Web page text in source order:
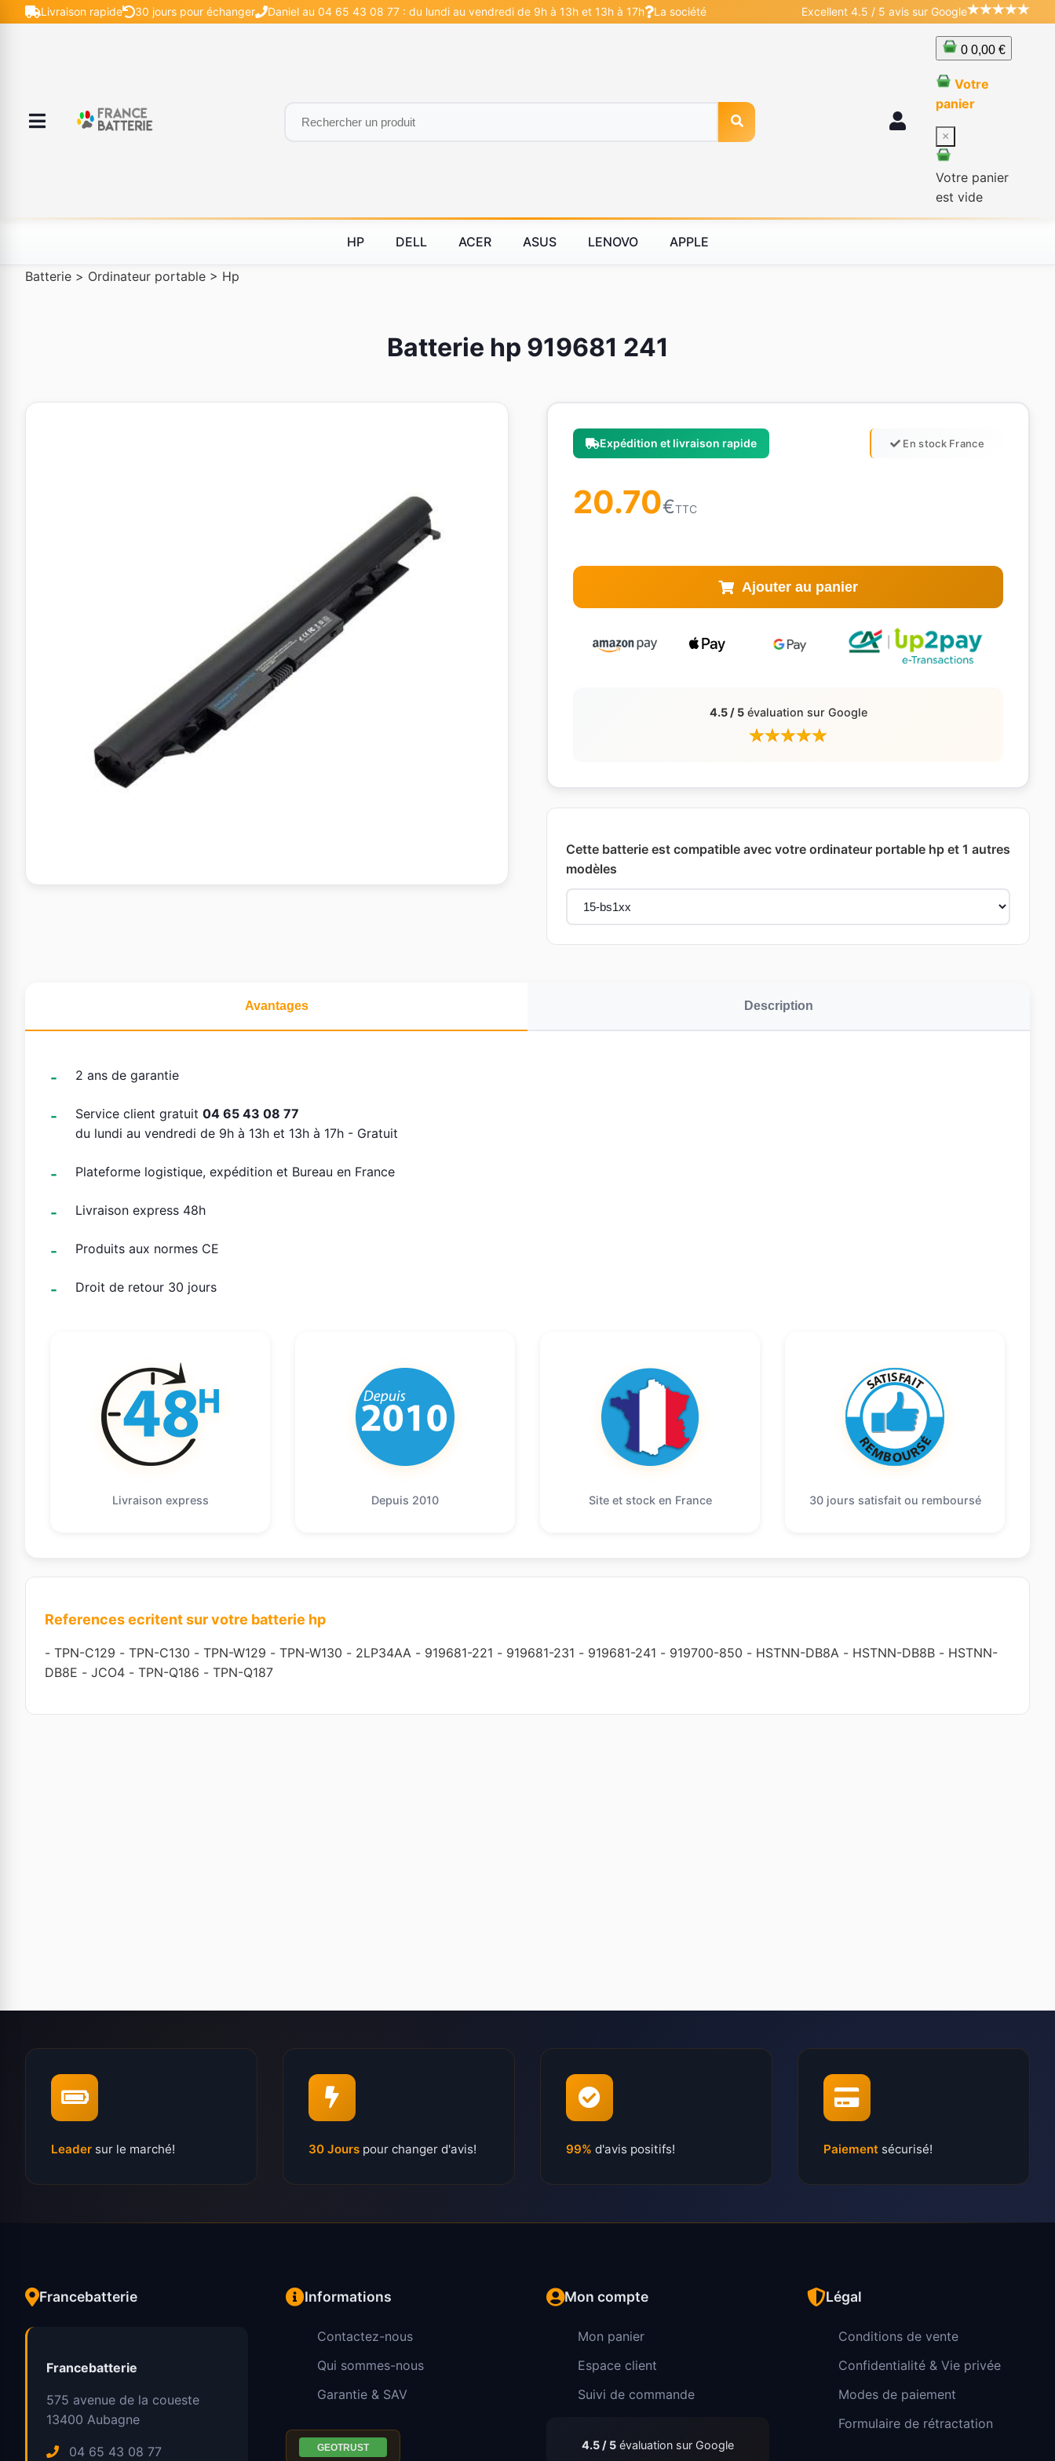
Livraison rapide 30 jours pour échanger Daniel au 04 65 43 08 77 : du lundi au vendredi de 9h à 13h et 13h à 17h La société Excellent 4.5 / 5 avis sur Google
0 0,00 €
Votre
panier
×
Votre panier
est vide
HP DELL ACER ASUS LENOVO APPLE
Batterie > Ordinateur portable > Hp
Batterie hp 919681 241
Expédition et livraison rapide En stock France
20.70€TTC
Ajouter au panier
4.5 / 5évaluation sur Google
Cette batterie est compatible avec votre ordinateur portable hp et 1 autres
modèles
Avantages Description
2 ans de garantie
Service client gratuit 04 65 43 08 77
du lundi au vendredi de 9h à 13h et 13h à 17h - Gratuit
Plateforme logistique, expédition et Bureau en France
Livraison express 48h
Produits aux normes CE
Droit de retour 30 jours
Livraison express Depuis 2010 Site et stock en France 30 jours satisfait ou remboursé
References ecritent sur votre batterie hp
- TPN-C129 - TPN-C130 - TPN-W129 - TPN-W130 - 2LP34AA - 919681-221 - 919681-231 - 919681-241 - 919700-850 - HSTNN-DB8A - HSTNN-DB8B - HSTNN-
DB8E - JCO4 - TPN-Q186 - TPN-Q187
Leader sur le marché! 30 Jours pour changer d'avis! 99% d'avis positifs! Paiement sécurisé!
Francebatterie
Francebatterie
575 avenue de la coueste
13400 Aubagne
04 65 43 08 77
Informations
Contactez-nous
Qui sommes-nous
Garantie & SAV
Mon compte
Mon panier
Espace client
Suivi de commande
4.5 / 5 évaluation sur Google
Légal
Conditions de vente
Confidentialité & Vie privée
Modes de paiement
Formulaire de rétractation